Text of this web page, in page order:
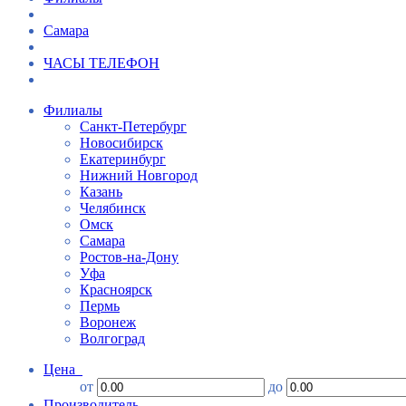
Самара
ЧАСЫ ТЕЛЕФОН
Филиалы
Санкт-Петербург
Новосибирск
Екатеринбург
Нижний Новгород
Казань
Челябинск
Омск
Самара
Ростов-на-Дону
Уфа
Красноярск
Пермь
Воронеж
Волгоград
Цена
от
до